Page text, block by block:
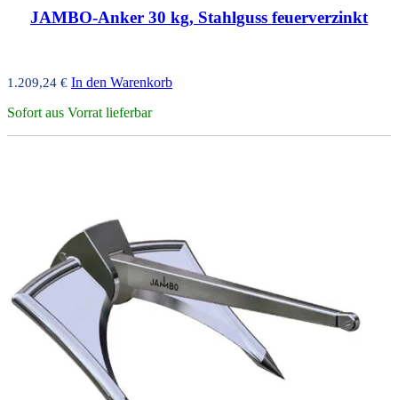
JAMBO-Anker 30 kg, Stahlguss feuerverzinkt
1.209,24 € In den Warenkorb
Sofort aus Vorrat lieferbar